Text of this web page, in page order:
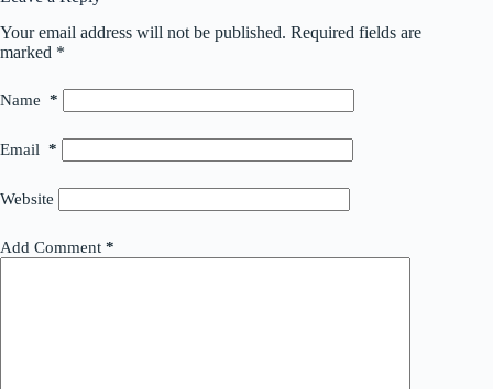
Your email address will not be published. Required fields are
marked *
Name *
Email *
Website
Add Comment *